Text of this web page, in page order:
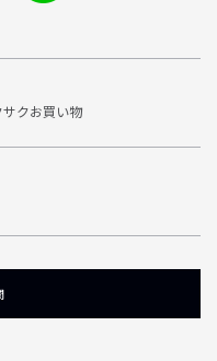
サクお買い物